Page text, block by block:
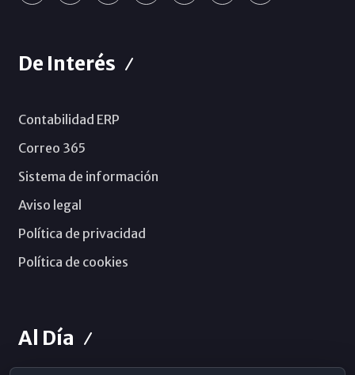
De Interés
Contabilidad ERP
Correo 365
Sistema de información
Aviso legal
Política de privacidad
Política de cookies
Al Día